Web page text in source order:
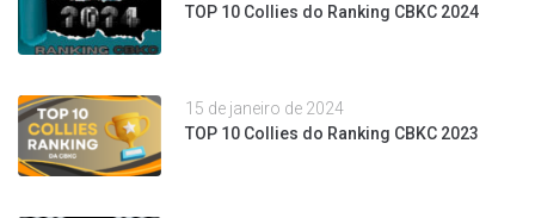
TOP 10 Collies do Ranking CBKC 2024
15 de janeiro de 2024
TOP 10 Collies do Ranking CBKC 2023